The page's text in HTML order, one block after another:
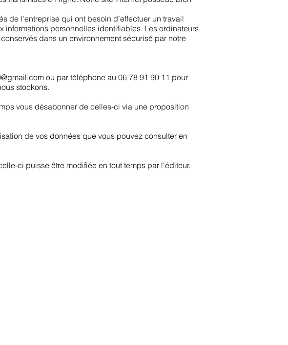
de l'entreprise qui ont besoin d’effectuer un travail
personnelles identifiables. Les ordinateurs
dans un environnement sécurisé par notre
ou par téléphone au 06 78 91 90 11 pour
stockons.​
vous désabonner de celles-ci via une proposition
de vos données que vous pouvez consulter en
ci puisse être modifiée en tout temps par l'éditeur.